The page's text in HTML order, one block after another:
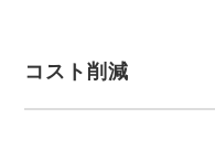
コスト削減